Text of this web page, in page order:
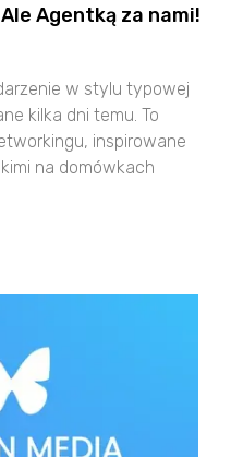
Agentką za nami!
w stylu typowej
kilka dni temu. To
inspirowane
na domówkach